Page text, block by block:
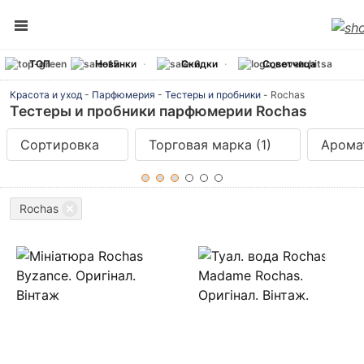
ТОП Новинки Скидки Советчица
Красота и уход - Парфюмерия - Тестеры и пробники - Rochas
Тестеры и пробники парфюмерии Rochas
Сортировка Торговая марка (1)
Rochas